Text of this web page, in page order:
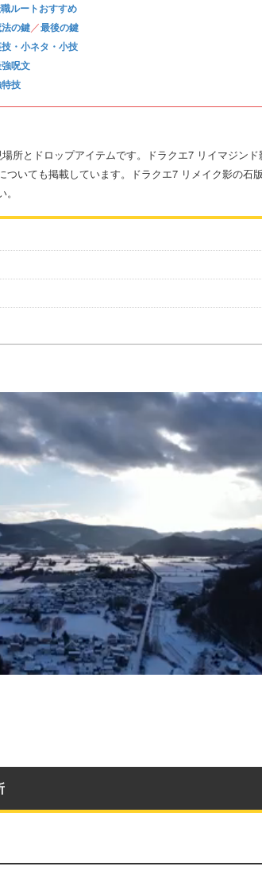
ルートおすすめ
の鍵／最後の鍵
・小ネタ・小技
呪文
技
所とドロップアイテムです。ドラクエ7 リイマジン
ついても掲載しています。ドラクエ7 リメイク影の石